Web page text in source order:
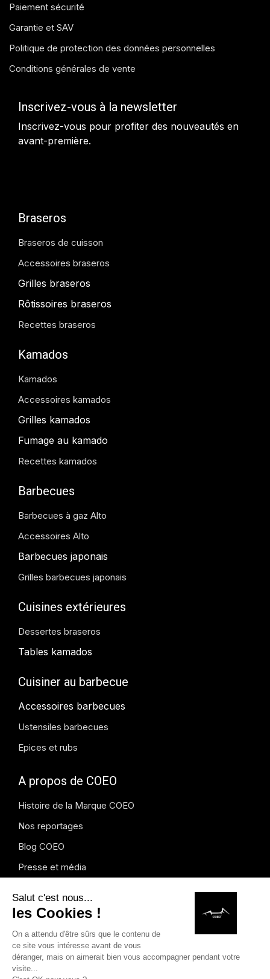
Paiement sécurité
Garantie et SAV
Politique de protection des données personnelles
Conditions générales de vente
Inscrivez-vous à la newsletter
Inscrivez-vous pour profiter des nouveautés en
avant-première.
Braseros
Braseros de cuisson
Accessoires braseros
Grilles braseros
Rôtissoires braseros
Recettes braseros
Kamados
Kamados
Accessoires kamados
Grilles kamados
Fumage au kamado
Recettes kamados
Barbecues
Barbecues à gaz Alto
Accessoires Alto
Barbecues japonais
Grilles barbecues japonais
Cuisines extérieures
Dessertes braseros
Tables kamados
Cuisiner au barbecue
Accessoires barbecues
Ustensiles barbecues
Epices et rubs
A propos de COEO
Histoire de la Marque COEO
Nos reportages
Blog COEO
Presse et média